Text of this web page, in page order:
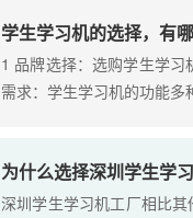
学生学习机的选择，有
1 品牌选择：选购学生学
需求：学生学习机的功能多
为什么选择深圳学生学
深圳学生学习机工厂相比